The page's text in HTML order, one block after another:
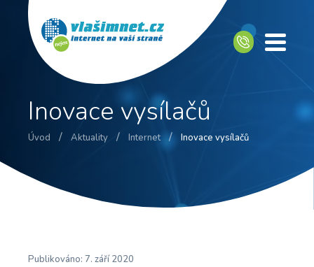
Inovace vysílačů
Úvod / Aktuality / Internet / Inovace vysílačů
Publikováno: 7. září 2020